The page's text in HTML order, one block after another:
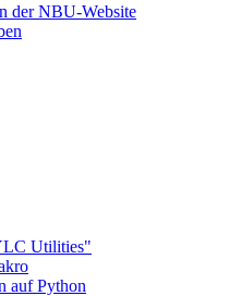
der NBU-Website
Utilities"
auf Python